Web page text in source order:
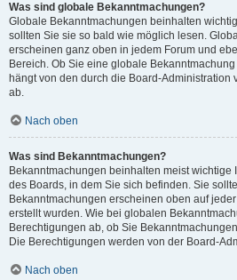
Was sind globale Bekanntmachungen?
Globale Bekanntmachungen beinhalten
sollten Sie sie so bald wie möglich lesen.
erscheinen ganz oben in jedem Forum und
Bereich. Ob Sie eine globale
hängt von den durch die Board-Administration
ab.
Nach oben
Was sind Bekanntmachungen?
Bekanntmachungen beinhalten meist wichtige
des Boards, in dem Sie sich befinden. Sie
Bekanntmachungen erscheinen oben auf
erstellt wurden. Wie bei globalen
Berechtigungen ab, ob Sie
Die Berechtigungen werden von der Board-
Nach oben